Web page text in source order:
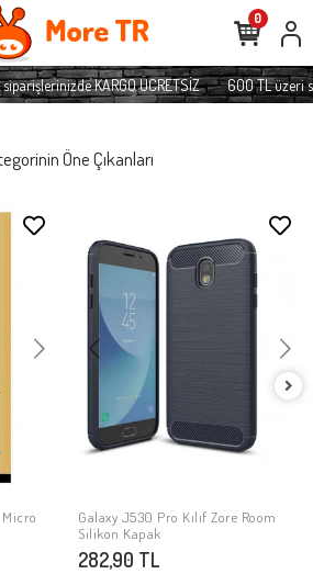
KARGO ÜCRETSİZ 600 TL üzeri
0
Öne Çıkanları
SEPETE EKLE
Galaxy J530 Pro Kılıf Zore Room
Silikon Kapak
282,90 TL